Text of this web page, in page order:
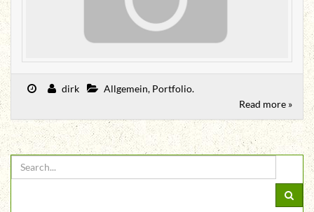
dirk Allgemein, Portfolio.
Read more »